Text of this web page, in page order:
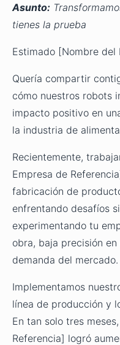
Asunto:
tienes la prueba
Estimado [Nombre del
Quería compartir
cómo nuestros robots
impacto positivo en
la industria de
Recientemente,
Empresa de
fabricación de
enfrentando desafíos
experimentando tu
obra, baja precisión
demanda del mercado.
Implementamos
línea de producción y
En tan solo tres
Referencia] logró